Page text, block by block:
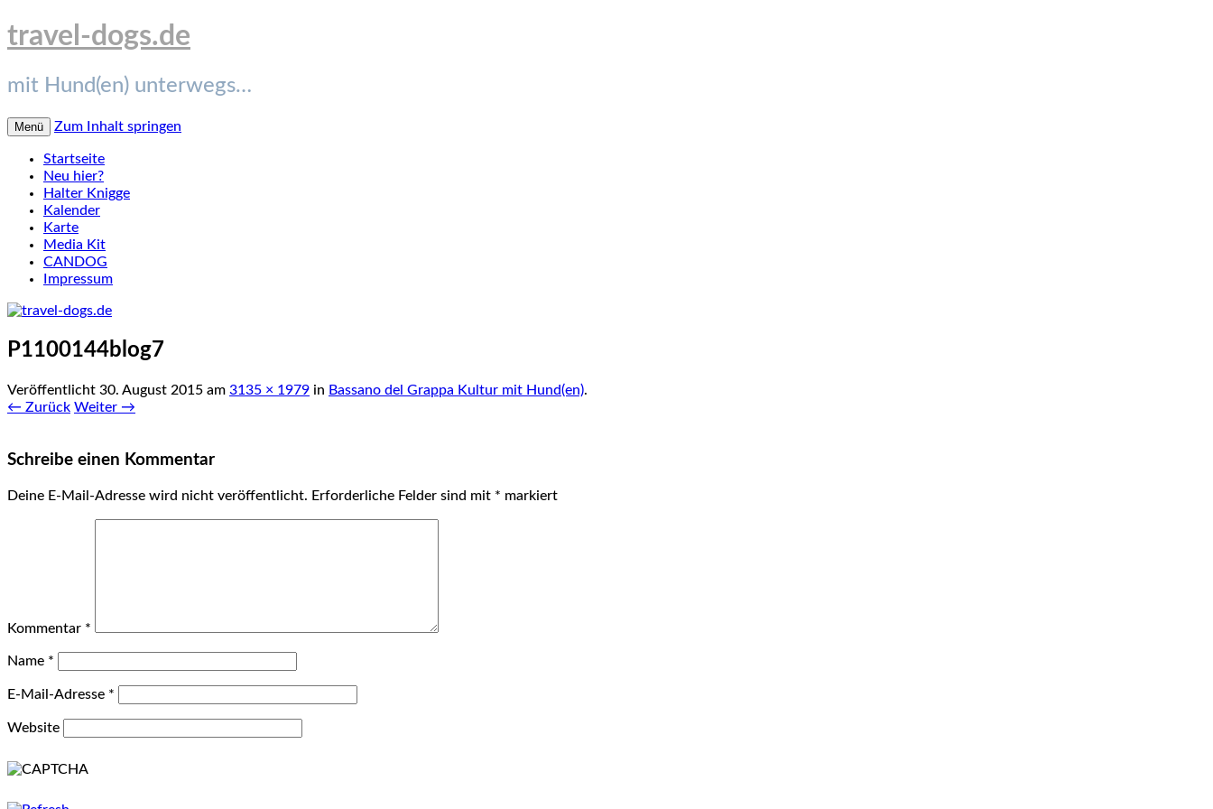
travel-dogs.de
mit Hund(en) unterwegs…
Menü Zum Inhalt springen
Startseite
Neu hier?
Halter Knigge
Kalender
Karte
Media Kit
CANDOG
Impressum
P1100144blog7
Veröffentlicht 30. August 2015 am 3135 × 1979 in Bassano del Grappa Kultur mit Hund(en).
← Zurück Weiter →
Schreibe einen Kommentar
Deine E-Mail-Adresse wird nicht veröffentlicht. Erforderliche Felder sind mit * markiert
Kommentar *
Name *
E-Mail-Adresse *
Website